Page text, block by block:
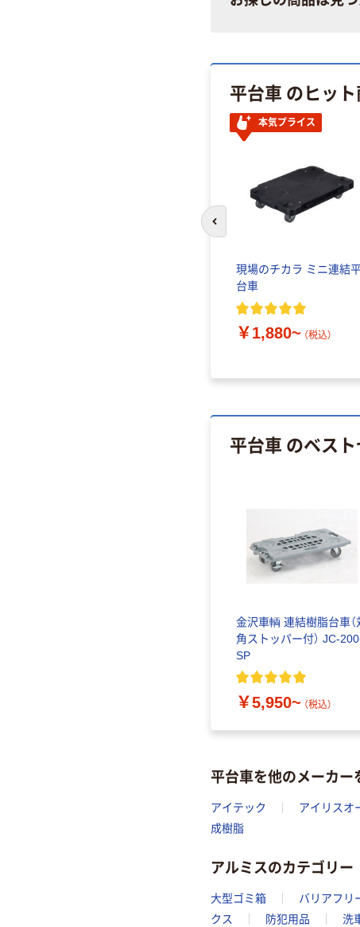
平台車 のヒッ
本気プライス
現場のチカラ ミニ連結
台車
￥1,880~ （税込）
平台車 のベス
金沢車輌 連結樹脂台車（
角ストッパー付） JC-
SP
￥5,950~ （税込）
平台車を他のメーカー
アイテック アイリスオ
成樹脂
アルミスのカテゴリー
大型ゴミ箱 バリアフリ
クス
防犯用品 洗